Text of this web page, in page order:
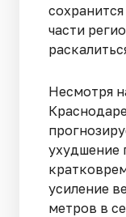
части
Несмотря
ухудшение
усиление
метров в